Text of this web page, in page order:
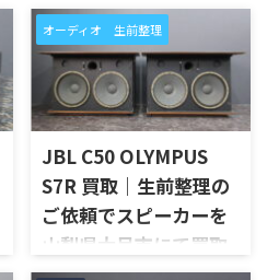
京都府木津川市で、SANSUIの
プリメインアンプ「AU-D907
LIMITED」を出張買取させてい
ただきました。今回のお品物
は、AU-D907をベースに各部の
高品位化が図られたLimitedモ
デルで、左右チャンネルの音出
し状態、入力切替、ボリュー
ム、トーンコントロール、フォ
ノ入力、スピーカー出力、Pre
Out、Main Amp入力、外観コ
オーディオ 生前整理
JBL C50 OLYMPUS
S7R 買取｜生前整理の
ご依頼でスピーカーを
山梨県大月市にて買取
しました